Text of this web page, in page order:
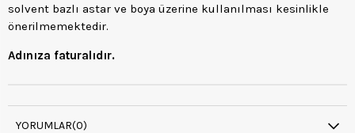
solvent bazlı astar ve boya üzerine kullanılması kesinlikle
önerilmemektedir.
Adınıza faturalıdır.
YORUMLAR(0)